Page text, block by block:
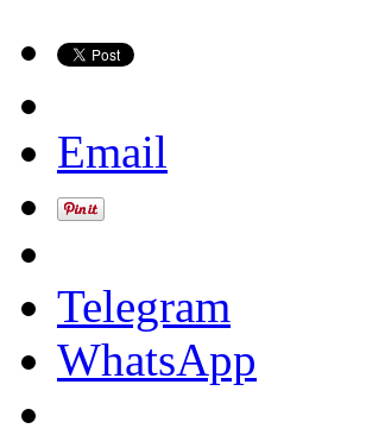
Email
Telegram
WhatsApp